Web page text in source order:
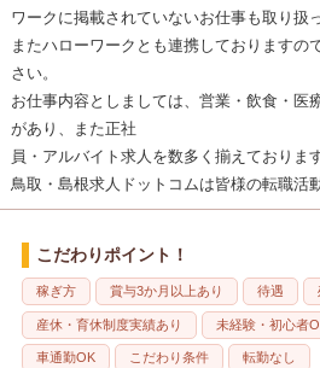
ワークに掲載されていないお仕事も取り扱
またハローワークとも連携しておりますの
さい。
お仕事内容としましては、営業・飲食・医
があり、また正社
員・アルバイト求人を数多く揃えております
鳥取・島根求人ドットコムは皆様の転職活
こだわりポイント！
稼ぎ方 賞与3か月以上あり 待遇
産休・育休制度実績あり 未経験・初心者
車通勤OK こだわり条件 転勤なし